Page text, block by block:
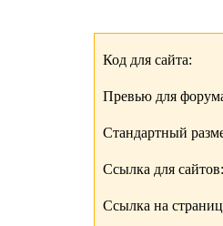
Код для сайта:
Превью для
Стандартный
Ссылка для сайтов:
Ссылка на